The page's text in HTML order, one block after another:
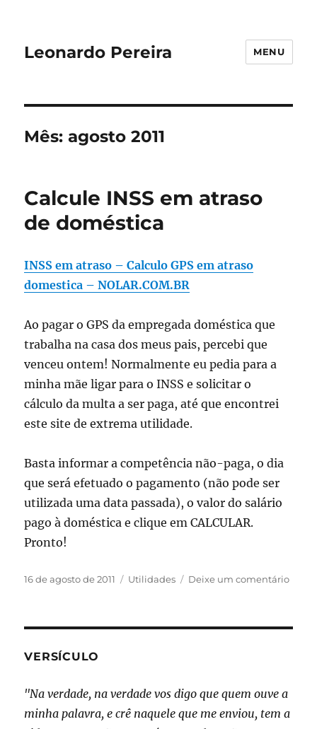
Leonardo Pereira MENU
Mês:agosto 2011
Calcule INSS em atraso
de doméstica
INSS em atraso – Calculo GPS em atraso
domestica – NOLAR.COM.BR
Ao pagar o GPS da empregada doméstica que
trabalha na casa dos meus pais, percebi que
venceu ontem! Normalmente eu pedia para a
minha mãe ligar para o INSS e solicitar o
cálculo da multa a ser paga, até que encontrei
este site de extrema utilidade.
Basta informar a competência não-paga, o dia
que será efetuado o pagamento (não pode ser
utilizada uma data passada), o valor do salário
pago à doméstica e clique em CALCULAR.
Pronto!
Publicado
16 de agosto de 2011 Categorias
Utilidades Deixe um comentárioem
VERSÍCULO
"Na verdade, na verdade vos digo que quem ouve a
minha palavra, e crê naquele que me enviou, tem a